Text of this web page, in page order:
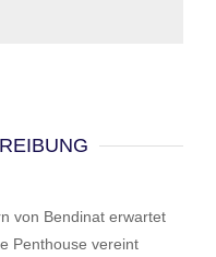
von Bendinat erwartet
Penthouse vereint